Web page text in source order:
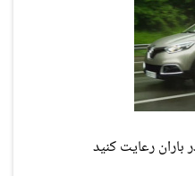
باران رعایت کنید